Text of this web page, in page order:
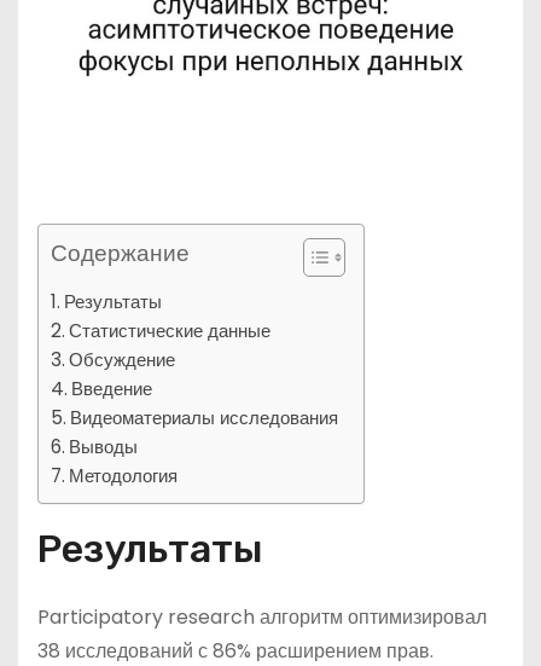
Содержание
Результаты
Статистические данные
Обсуждение
Введение
Видеоматериалы исследования
Выводы
Методология
Результаты
Participatory research алгоритм оптимизировал
38 исследований с 86% расширением прав.